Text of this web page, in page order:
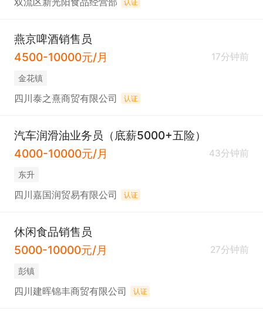
认证
燕京啤酒销售员
4500-10000元/月
17分钟前
金花镇
四川泰之熹商贸有限公司 认证
汽车润滑油业务员（底薪5000+五险）
4000-10000元/月
43分钟前
东升
四川嘉国润贸易有限公司 认证
休闲食品销售员
5000-10000元/月
27分钟前
彭镇
四川建晖锦丰商贸有限公司 认证